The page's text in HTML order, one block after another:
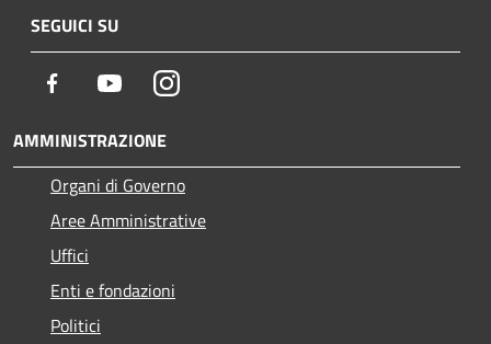
SEGUICI SU
Facebook YoutubeInstagram
AMMINISTRAZIONE
Organi di Governo
Aree Amministrative
Uffici
Enti e fondazioni
Politici